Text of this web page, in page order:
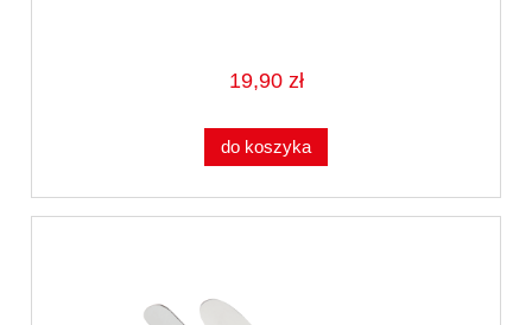
19,90 zł
do koszyka